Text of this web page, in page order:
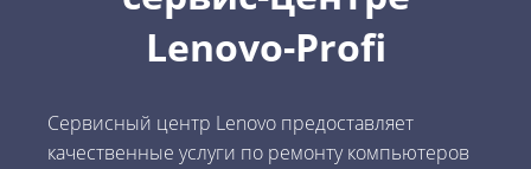
Lenovo-Profi
Сервисный центр Lenovo предоставляет
качественные услуги по ремонту компьютеров